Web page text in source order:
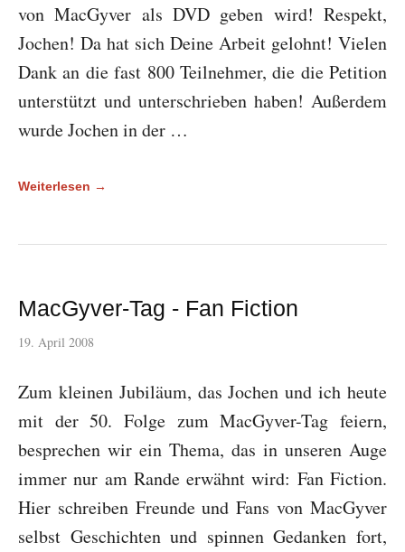
von MacGyver als DVD geben wird! Respekt,
Jochen! Da hat sich Deine Arbeit gelohnt! Vielen
Dank an die fast 800 Teilnehmer, die die Petition
unterstützt und unterschrieben haben! Außerdem
wurde Jochen in der …
Weiterlesen →
MacGyver-Tag - Fan Fiction
19. April 2008
Zum kleinen Jubiläum, das Jochen und ich heute
mit der 50. Folge zum MacGyver-Tag feiern,
besprechen wir ein Thema, das in unseren Auge
immer nur am Rande erwähnt wird: Fan Fiction.
Hier schreiben Freunde und Fans von MacGyver
selbst Geschichten und spinnen Gedanken fort,